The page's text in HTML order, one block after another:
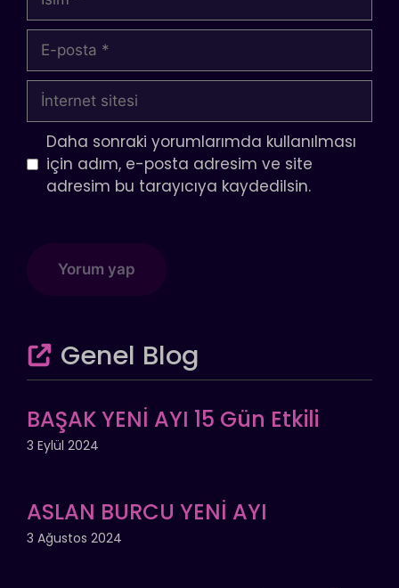
posta
İnternet
sitesi
Daha sonraki yorumlarımda kullanılması
için adım, e-posta adresim ve site
adresim bu tarayıcıya kaydedilsin.
Genel Blog
BAŞAK YENİ AYI 15 Gün Etkili
3 Eylül 2024
ASLAN BURCU YENİ AYI
3 Ağustos 2024